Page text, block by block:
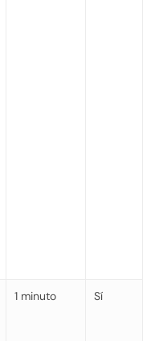
1 minuto Sí